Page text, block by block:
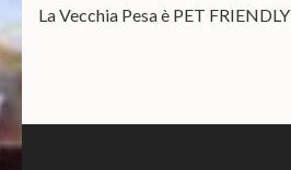
La Vecchia Pesa è PET FRIENDLY